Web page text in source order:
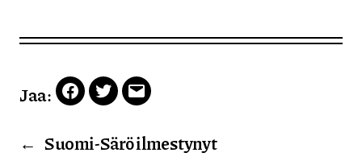
Jaa: Facebook
TwitterEmail
← Suomi-Särö ilmestynyt